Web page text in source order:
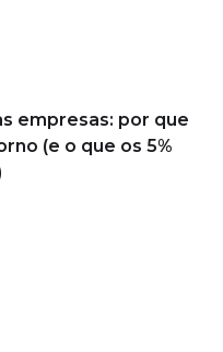
empresas: por que
(e o que os 5%